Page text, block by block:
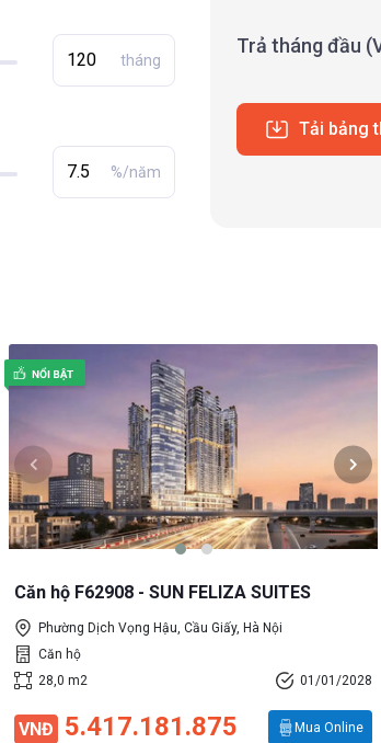
tháng
%/năm
Trả tháng đầu
Tải bảng
Căn hộ F62908 - SUN FELIZA SUITES
Phường Dịch Vọng Hậu, Cầu Giấy, Hà Nội
Căn hộ
28,0 m2
01/01/2028
VNĐ 5.417.181.875 Mua Online